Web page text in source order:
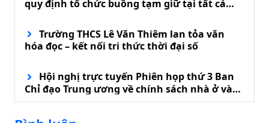
quy định tổ chức buồng tạm giữ tại tất cả
Trường THCS Lê Văn Thiêm lan tỏa văn
hóa đọc – kết nối tri thức thời đại số
Hội nghị trực tuyến Phiên họp thứ 3 Ban
Chỉ đạo Trung ương về chính sách nhà ở và
phát triển thị trường bất động sản